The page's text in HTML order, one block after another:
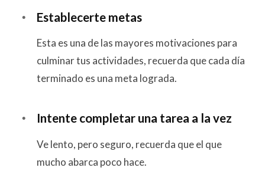
Establecerte metas
Esta es una de las mayores motivaciones para
culminar tus actividades, recuerda que cada día
terminado es una meta lograda.
Intente completar una tarea a la vez
Ve lento, pero seguro, recuerda que el que
mucho abarca poco hace.